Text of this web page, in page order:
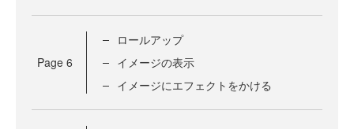
Page 6
ロールアップ
イメージの表示
イメージにエフェクトをかける